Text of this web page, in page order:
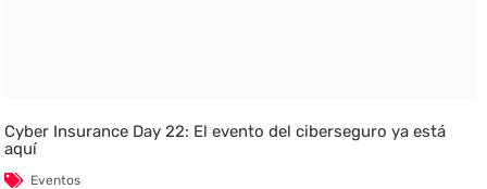
Cyber Insurance Day 22: El evento del ciberseguro ya está
aquí
Eventos